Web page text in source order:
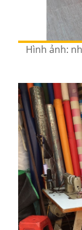
Hình ảnh: